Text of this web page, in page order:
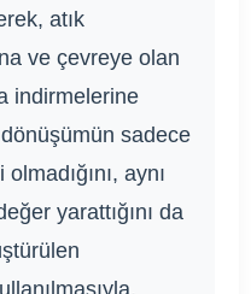
atık
ve çevreye olan
indirmelerine
sadece
aynı
yarattığını da